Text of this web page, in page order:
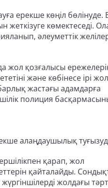
ерекше көңіл бөлінуде.
көмектеседі.
әлеуметтік
жол қозғалысы
және көбінесе ірі
жастағы адамдарға
полиция
алаңдаушылық
қарап, жол
қайталайды.
жолдағы